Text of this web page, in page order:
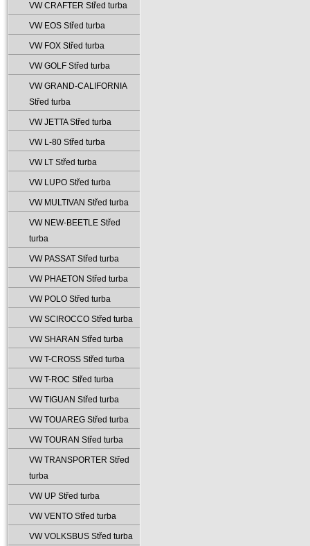
VW CRAFTER Střed turba
VW EOS Střed turba
VW FOX Střed turba
VW GOLF Střed turba
VW GRAND-CALIFORNIA
Střed turba
VW JETTA Střed turba
VW L-80 Střed turba
VW LT Střed turba
VW LUPO Střed turba
VW MULTIVAN Střed turba
VW NEW-BEETLE Střed
turba
VW PASSAT Střed turba
VW PHAETON Střed turba
VW POLO Střed turba
VW SCIROCCO Střed turba
VW SHARAN Střed turba
VW T-CROSS Střed turba
VW T-ROC Střed turba
VW TIGUAN Střed turba
VW TOUAREG Střed turba
VW TOURAN Střed turba
VW TRANSPORTER Střed
turba
VW UP Střed turba
VW VENTO Střed turba
VW VOLKSBUS Střed turba